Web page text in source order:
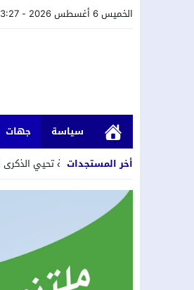
الخميس 6 أغسطس 2026 - 13:27 مساءً
سياسة جهات
أخر المستجدات
البودشيشية تحيي الذكرى الأولى لانتقال